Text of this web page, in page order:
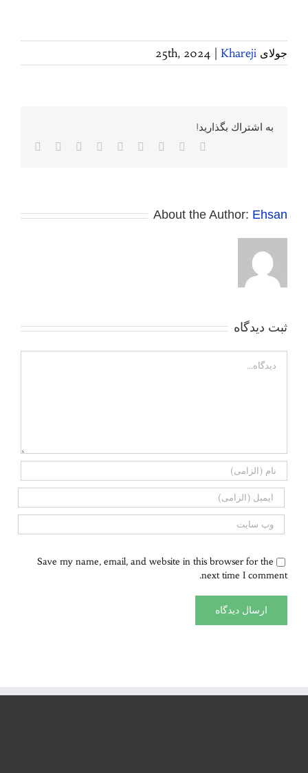
جولای 25th, 2024 Khareji
به اشتراك بگذاريد!
Facebook
Twitter
Reddit
LinkedIn
WhatsApp
Tumblr
Pinterest
About the Author: Ehsan
ثبت ديدگاه
Save my name, email, and website in this browser for the
next time I comment.